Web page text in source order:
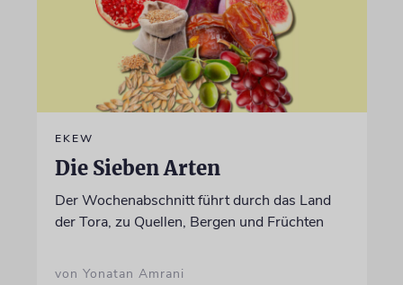
EKEW
Die Sieben Arten
Der Wochenabschnitt führt durch das Land
der Tora, zu Quellen, Bergen und Früchten
von Yonatan Amrani